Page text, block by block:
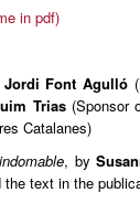
in pdf)
Jordi Font Agulló
Trias (Sponsor
Catalanes)
, by
the text in the